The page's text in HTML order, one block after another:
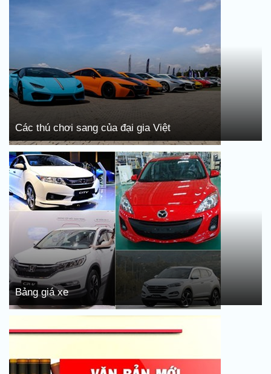
Các thú chơi sang của đại gia Việt
Bảng giá xe